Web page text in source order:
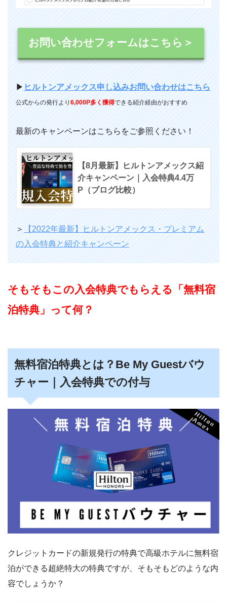
お問い合わせフォームはこちら＞
▶︎ ヒルトンアメックス申し込みお問い合わせはこちら
公式からの発行より 6,000P多く獲得できる紹介経由がおすすめ
最新のキャンペーンはこちらをご参照ください！
【8月最新】ヒルトンアメックス紹
介キャンペーン｜入会特典4.4万
P（ブログ比較）
＞
【2022年最新】ヒルトンアメックス・プレミアム
の入会特典と紹介キャンペーン
そもそもこの入会特典でもらえる「無料宿
泊特典」って何？
無料宿泊特典とは？Be My Guestバウ
チャー｜入会特典での付与
クレジットカードの新規発行の特典で高級ホテルに無料宿
泊ができる超絶特大の特典ですが、そもそもどのような内
容でしょうか？